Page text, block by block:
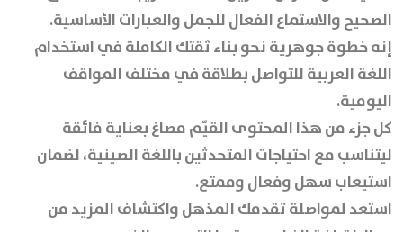
الصحيح والاستماع الفعال للجمل والعبارات الأساسية.
إنه خطوة جوهرية نحو بناء ثقتك الكاملة في استخدام
اللغة العربية للتواصل بطلاقة في مختلف المواقف
اليومية.
كل جزء من هذا المحتوى القيّم مصاغ بعناية فائقة
ليتناسب مع احتياجات المتحدثين باللغة الصينية، لضمان
استيعاب سهل وفعال وممتع.
استعد لمواصلة تقدمك المذهل واكتشاف المزيد من